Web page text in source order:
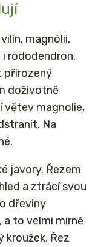
magnólii,
rododendron.
přirozený
doživotně
větev magnolie,
Na
javory. Řezem
a ztrácí svou
dřeviny
a to velmi mírně
Řez